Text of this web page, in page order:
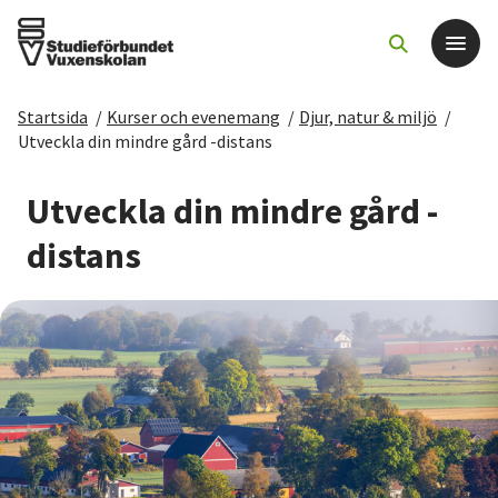
Det här gör vi
För dig som
Sök kurser och evenemang
Om SV
Starta studiecirkel
Cirkelledare
Startsida / Kurser och evenemang / Djur, natur & miljö /
Utveckla din mindre gård -distans
Utveckla din mindre gård -
distans